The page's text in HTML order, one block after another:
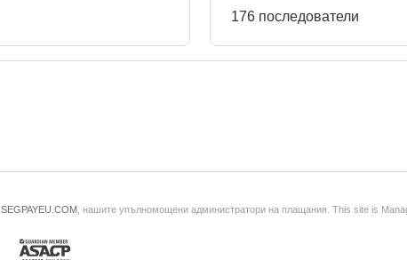
176 последователи
SEGPAYEU.COM , нашите упълномощени администратори на плащания. This site is